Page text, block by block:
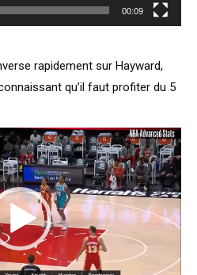
00:09
rapidement sur Hayward,
qu’il faut profiter du 5
Lecteur
vidéo